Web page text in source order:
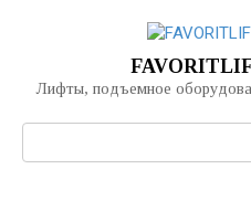
Лифты, подъемное